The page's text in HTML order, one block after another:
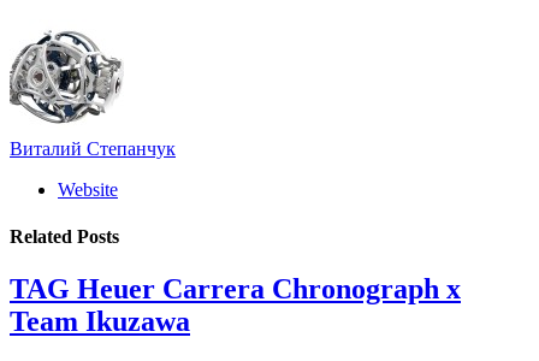
Виталий Степанчук
Website
Related Posts
TAG Heuer Carrera Chronograph x
Team Ikuzawa